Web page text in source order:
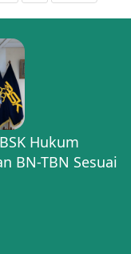
Hukum
BN-TBN Sesuai